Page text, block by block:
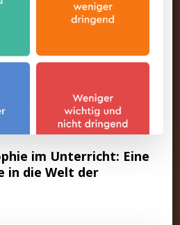
im Unterricht: Eine
in die Welt der